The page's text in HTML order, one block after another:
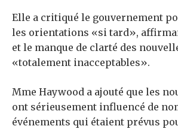
Elle a critiqué le gouvernement
les orientations «si tard»,
et le manque de clarté des
«totalement inacceptables».
Mme Haywood a ajouté que les
ont sérieusement influencé de
événements qui étaient prévus